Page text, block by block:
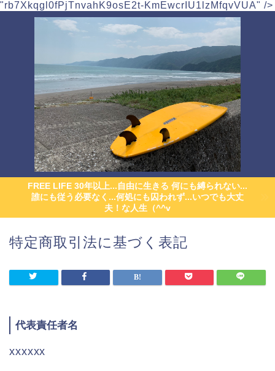
"rb7Xkqgl0fPjTnvahK9osE2t-KmEwcrIU1lzMfqvVUA" />
FREE LIFE 30年以上...自由に生きる 何にも縛られない...
誰にも従う必要なく...何処にも囚われず...いつでも大丈
夫！な人生（^^v
特定商取引法に基づく表記
代表責任者名
xxxxxx